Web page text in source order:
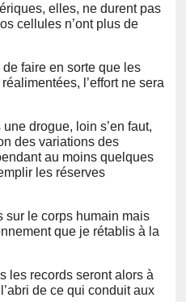
elles, ne durent pas
cellules n’ont plus de
de faire en sorte que les
l’effort ne sera
drogue, loin s’en faut,
des variations des
au moins quelques
les réserves
sur le corps humain mais
que je rétablis à la
les records seront alors à
de ce qui conduit aux